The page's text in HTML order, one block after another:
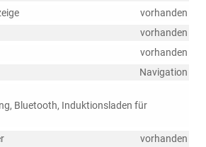
vorhanden
vorhanden
vorhanden
Navigation
Bluetooth, Induktionsladen für
vorhanden